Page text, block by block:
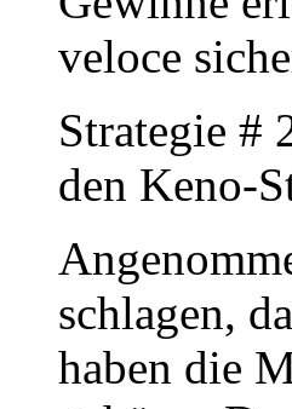
veloce
Strategie #
den Keno-
schlagen,
haben die